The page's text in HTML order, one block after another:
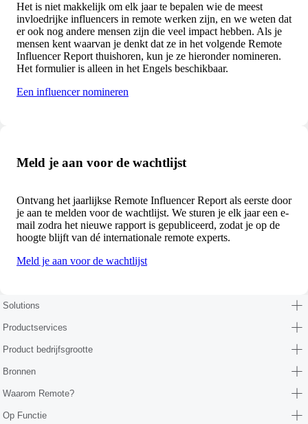
Het is niet makkelijk om elk jaar te bepalen wie de meest
invloedrijke influencers in remote werken zijn, en we weten dat
er ook nog andere mensen zijn die veel impact hebben. Als je
mensen kent waarvan je denkt dat ze in het volgende Remote
Influencer Report thuishoren, kun je ze hieronder nomineren.
Het formulier is alleen in het Engels beschikbaar.
Een influencer nomineren
Meld je aan voor de wachtlijst
Ontvang het jaarlijkse Remote Influencer Report als eerste door
je aan te melden voor de wachtlijst. We sturen je elk jaar een e-
mail zodra het nieuwe rapport is gepubliceerd, zodat je op de
hoogte blijft van dé internationale remote experts.
Meld je aan voor de wachtlijst
Solutions
Productservices
Product bedrijfsgrootte
Bronnen
Waarom Remote?
Op Functie